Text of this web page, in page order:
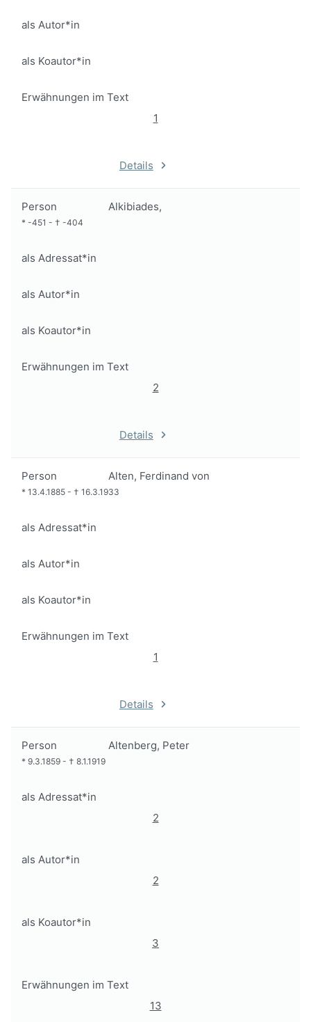
als Autor*in
als Koautor*in
Erwähnungen im Text
1
Details
Person Alkibiades,
* -451 - † -404
als Adressat*in
als Autor*in
als Koautor*in
Erwähnungen im Text
2
Details
Person Alten, Ferdinand von
* 13.4.1885 - † 16.3.1933
als Adressat*in
als Autor*in
als Koautor*in
Erwähnungen im Text
1
Details
Person Altenberg, Peter
* 9.3.1859 - † 8.1.1919
als Adressat*in
2
als Autor*in
2
als Koautor*in
3
Erwähnungen im Text
13